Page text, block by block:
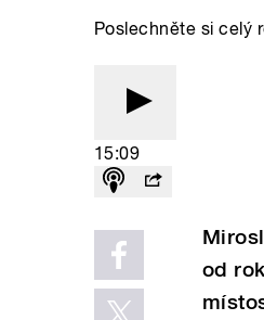
Poslechněte si celý
15:09
od